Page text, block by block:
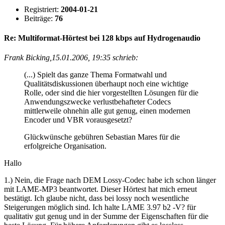
Registriert: 2004-01-21
Beiträge: 76
Re: Multiformat-Hörtest bei 128 kbps auf Hydrogenaudio
Frank Bicking,15.01.2006, 19:35 schrieb:
(...) Spielt das ganze Thema Formatwahl und
Qualitätsdiskussionen überhaupt noch eine wichtige
Rolle, oder sind die hier vorgestellten Lösungen für die
Anwendungszwecke verlustbehafteter Codecs
mittlerweile ohnehin alle gut genug, einen modernen
Encoder und VBR vorausgesetzt?
Glückwünsche gebühren Sebastian Mares für die
erfolgreiche Organisation.
Hallo
1.) Nein, die Frage nach DEM Lossy-Codec habe ich schon länger
mit LAME-MP3 beantwortet. Dieser Hörtest hat mich erneut
bestätigt. Ich glaube nicht, dass bei lossy noch wesentliche
Steigerungen möglich sind. Ich halte LAME 3.97 b2 -V? für
qualitativ gut genug und in der Summe der Eigenschaften für die